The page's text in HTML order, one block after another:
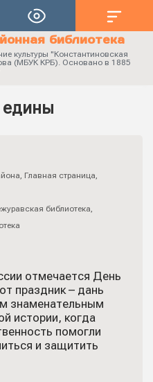
библиотека
культуры "Константиновская
(МБУК КРБ). Основано в 1885
, Главная страница,
библиотека,
отмечается День
праздник – дань
знаменательным
истории, когда
помогли
и защитить